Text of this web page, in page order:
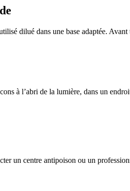
dilué dans une base adaptée. Avant
à l’abri de la lumière, dans un
un centre antipoison ou un